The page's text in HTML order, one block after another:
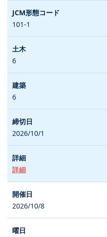
101-1
6
6
2026/10/1
詳細
2026/10/8